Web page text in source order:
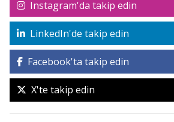
Instagram'da takip edin
LinkedIn'de takip edin
Facebook'ta takip edin
X'te takip edin